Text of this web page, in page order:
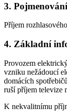
3.
Příjem
4. Základní
Provozem
vzniku nežádoucí
domácích
ruší příjem televize
K nekvalitnímu